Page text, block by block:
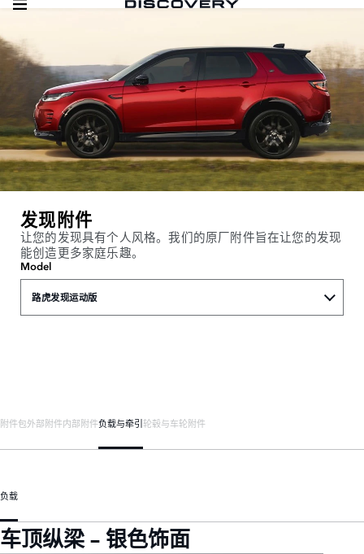
发现附件
让您的发现具有个人风格。我们的原厂附件旨在让您的发现
能创造更多家庭乐趣。
Model
路虎发现运动版
附件包外部附件内部附件负载与牵引轮毂与车轮附件
负载
车顶纵梁 - 银色饰面